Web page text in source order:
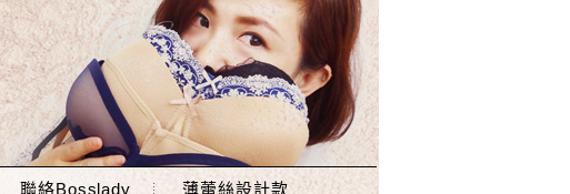
聯絡Bosslady 薄蕾絲設計款